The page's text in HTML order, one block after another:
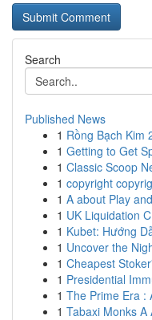
Search
Published News
1 Rồng Bạch Kim
1 Getting to Get
1 Classic Scoop
1 copyright
1 A about Play
1 UK Liquidation
1 Kubet: Hướng
1 Uncover the
1 Cheapest
1 Presidential
1 The Prime Era :
1 Tabaxi Monks A